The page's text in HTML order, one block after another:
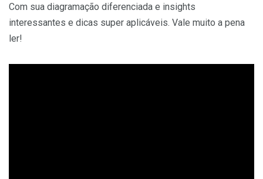
Com sua diagramação diferenciada e insights
interessantes e dicas super aplicáveis. Vale muito a pena
ler!